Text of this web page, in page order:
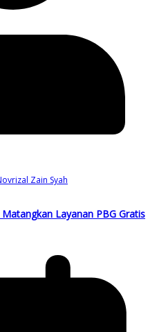
Layanan PBG Gratis